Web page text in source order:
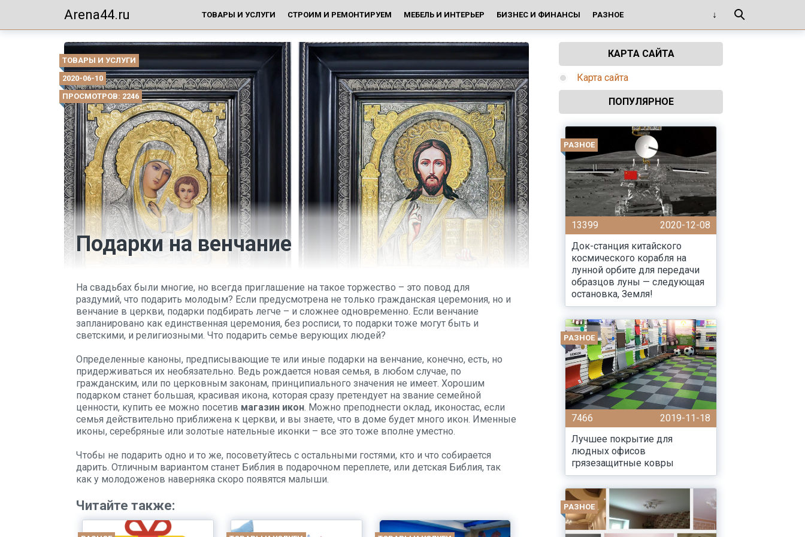
Arena44.ru ТОВАРЫ И УСЛУГИ СТРОИМ И РЕМОНТИРУЕМ МЕБЕЛЬ И ИНТЕРЬЕР БИЗНЕС И ФИНАНСЫ РАЗНОЕ
ТОВАРЫ И УСЛУГИ
2020-06-10
ПРОСМОТРОВ: 2246
Подарки на венчание
На свадьбах были многие, но всегда приглашение на такое торжество – это повод для
раздумий, что подарить молодым? Если предусмотрена не только гражданская церемония, но и
венчание в церкви, подарки подбирать легче – и сложнее одновременно. Если венчание
запланировано как единственная церемония, без росписи, то подарки тоже могут быть и
светскими, и религиозными. Что подарить семье верующих людей?
Определенные каноны, предписывающие те или иные подарки на венчание, конечно, есть, но
придерживаться их необязательно. Ведь рождается новая семья, в любом случае, по
гражданским, или по церковным законам, принципиального значения не имеет. Хорошим
подарком станет большая, красивая икона, которая сразу претендует на звание семейной
ценности, купить ее можно посетив магазин икон. Можно преподнести оклад, иконостас, если
семья действительно приближена к церкви, и вы знаете, что в доме будет много икон. Именные
иконы, серебряные или золотые нательные иконки – все это тоже вполне уместно.
Чтобы не подарить одно и то же, посоветуйтесь с остальными гостями, кто и что собирается
дарить. Отличным вариантом станет Библия в подарочном переплете, или детская Библия, так
как у молодоженов наверняка скоро появятся малыши.
Читайте также:
КАРТА САЙТА
Карта сайта
ПОПУЛЯРНОЕ
РАЗНОЕ
13399
2020-12-08
Док-станция китайского
космического корабля на
лунной орбите для передачи
образцов луны — следующая
остановка, Земля!
РАЗНОЕ
7466
2019-11-18
Лучшее покрытие для
людных офисов
грязезащитные ковры
РАЗНОЕ